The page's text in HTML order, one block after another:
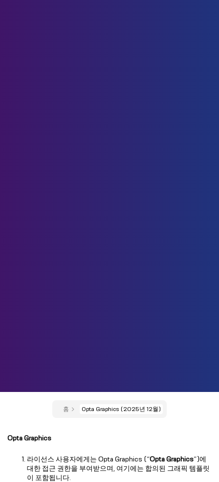
홈 Opta Graphics (2025년 12월)
Opta Graphics
라이선스 사용자에게는 Opta Graphics (“Opta Graphics”)에
대한 접근 권한을 부여받으며, 여기에는 합의된 그래픽 템플릿
이 포함됩니다.